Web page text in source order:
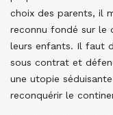
choix des parents, il
reconnu fondé sur le
leurs enfants. Il faut
sous contrat et
une utopie
reconquérir le